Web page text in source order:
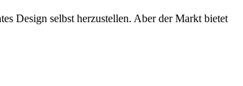
Design selbst herzustellen. Aber der Markt bietet